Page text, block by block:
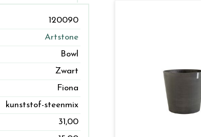
120090
Artstone
Bowl
Zwart
Fiona
kunststof-steenmix
31,00